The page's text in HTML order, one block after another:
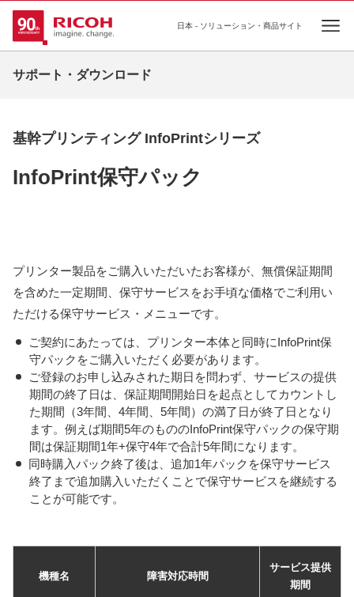
日本 - ソリューション・商品サイト
サポート・ダウンロード
基幹プリンティング InfoPrintシリーズ
InfoPrint保守パック
プリンター製品をご購入いただいたお客様が、無償保証期間
を含めた一定期間、保守サービスをお手頃な価格でご利用い
ただける保守サービス・メニューです。
ご契約にあたっては、プリンター本体と同時にInfoPrint保
守パックをご購入いただく必要があります。
ご登録のお申し込みされた期日を問わず、サービスの提供
期間の終了日は、保証期間開始日を起点としてカウントし
た期間（3年間、4年間、5年間）の満了日が終了日となり
ます。例えば期間5年のもののInfoPrint保守パックの保守期
間は保証期間1年+保守4年で合計5年間になります。
同時購入パック終了後は、追加1年パックを保守サービス
終了まで追加購入いただくことで保守サービスを継続する
ことが可能です。
機種名 障害対応時間
サービス提供
期間